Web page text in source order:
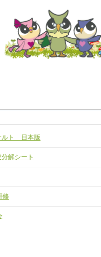
上
させ、新たな可能性を広げる
トおよび効果的な指導ができる
暴力対応支援チーム】
ートチーム】
ーム】
ルト 日本版
解シート
修